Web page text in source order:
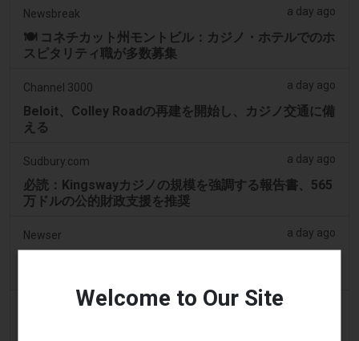
Newsbreak a day ago
🍽️ コネチカット州モントビル：カジノ・ホテルでのホ
スピタリティ職が多数募集
Channel 3000 a day ago
Beloit、Colley Roadの再建を開始し、カジノ交通に備
える
Sudbury.com a day ago
必読：Kingswayカジノの規模を強調する報告書、565
万ドルの公的財政支援を推奨
Newser a day ago
2 days ago
Welcome to Our Site